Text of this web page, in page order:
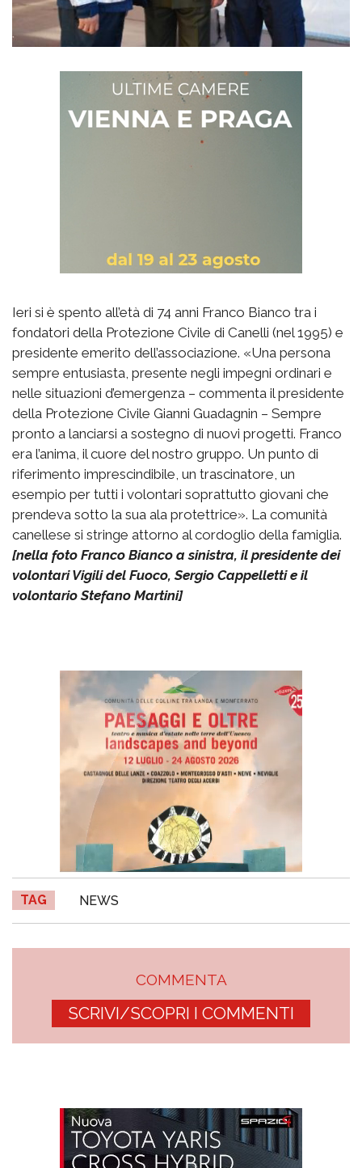
Ieri si è spento all’età di 74 anni Franco Bianco tra i
fondatori della Protezione Civile di Canelli (nel 1995) e
presidente emerito dell’associazione. «Una persona
sempre entusiasta, presente negli impegni ordinari e
nelle situazioni d’emergenza – commenta il presidente
della Protezione Civile Gianni Guadagnin – Sempre
pronto a lanciarsi a sostegno di nuovi progetti. Franco
era l’anima, il cuore del nostro gruppo. Un punto di
riferimento imprescindibile, un trascinatore, un
esempio per tutti i volontari soprattutto giovani che
prendeva sotto la sua ala protettrice». La comunità
canellese si stringe attorno al cordoglio della famiglia.
[nella foto Franco Bianco a sinistra, il presidente dei
volontari Vigili del Fuoco, Sergio Cappelletti e il
volontario Stefano Martini]
TAG NEWS
COMMENTA
SCRIVI/SCOPRI I COMMENTI